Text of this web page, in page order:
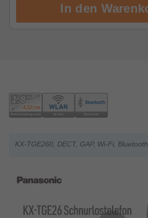
KX-TGE260, DECT, GAP, Wi-Fi, Bluetooth